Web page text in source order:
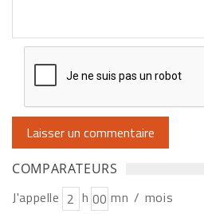
COMPARATEURS
J'appelle h
mn / mois